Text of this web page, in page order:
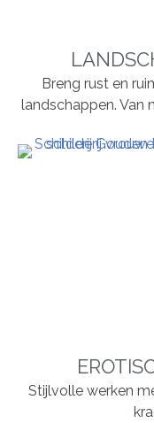
Breng rust en
landschappen. Van
Stijlvolle werken